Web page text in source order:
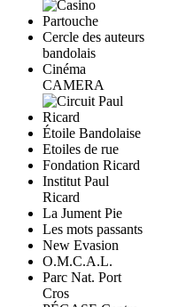
Cercle des auteurs
bandolais
Cinéma
CAMERA
Étoile Bandolaise
Etoiles de rue
Fondation Ricard
Institut Paul
Ricard
La Jument Pie
Les mots passants
New Evasion
O.M.C.A.L.
Parc Nat. Port
Cros